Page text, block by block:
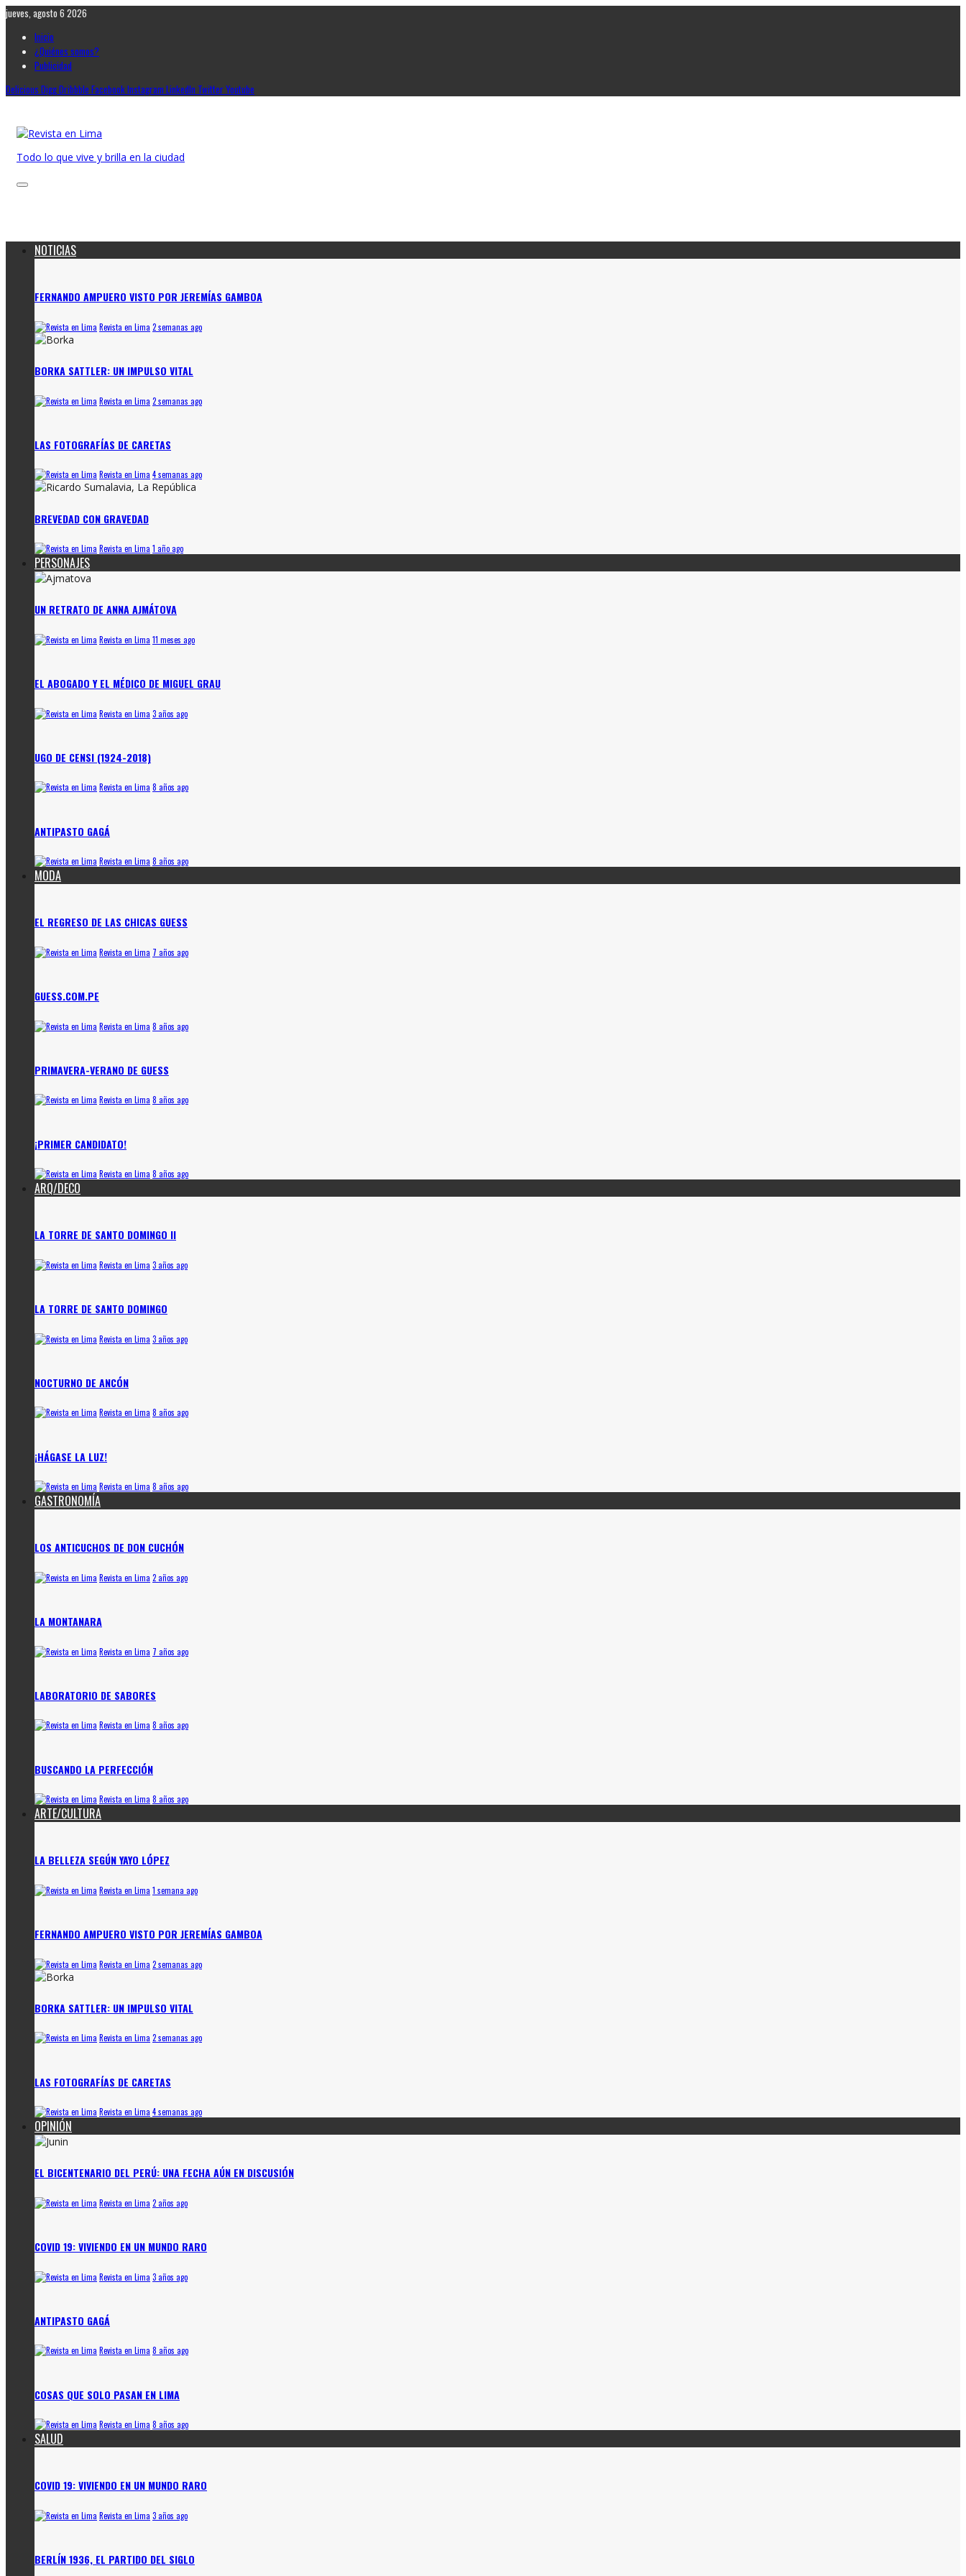
jueves, agosto 6 2026
Inicio
¿Quiénes somos?
Publicidad
Delicious DiggDribbble FacebookInstagram LinkedIn TwitterYoutube
Todo lo que vive y brilla en la ciudad
NOTICIAS
FERNANDO AMPUERO VISTO POR JEREMÍAS GAMBOA
Revista en Lima 2 semanas ago
BORKA SATTLER: UN IMPULSO VITAL
Revista en Lima 2 semanas ago
LAS FOTOGRAFÍAS DE CARETAS
Revista en Lima 4 semanas ago
BREVEDAD CON GRAVEDAD
Revista en Lima 1 año ago
PERSONAJES
UN RETRATO DE ANNA AJMÁTOVA
Revista en Lima 11 meses ago
EL ABOGADO Y EL MÉDICO DE MIGUEL GRAU
Revista en Lima 3 años ago
UGO DE CENSI (1924-2018)
Revista en Lima 8 años ago
ANTIPASTO GAGÁ
Revista en Lima 8 años ago
MODA
EL REGRESO DE LAS CHICAS GUESS
Revista en Lima 7 años ago
GUESS.COM.PE
Revista en Lima 8 años ago
PRIMAVERA-VERANO DE GUESS
Revista en Lima 8 años ago
¡PRIMER CANDIDATO!
Revista en Lima 8 años ago
ARQ/DECO
LA TORRE DE SANTO DOMINGO II
Revista en Lima 3 años ago
LA TORRE DE SANTO DOMINGO
Revista en Lima 3 años ago
NOCTURNO DE ANCÓN
Revista en Lima 8 años ago
¡HÁGASE LA LUZ!
Revista en Lima 8 años ago
GASTRONOMÍA
LOS ANTICUCHOS DE DON CUCHÓN
Revista en Lima 2 años ago
LA MONTANARA
Revista en Lima 7 años ago
LABORATORIO DE SABORES
Revista en Lima 8 años ago
BUSCANDO LA PERFECCIÓN
Revista en Lima 8 años ago
ARTE/CULTURA
LA BELLEZA SEGÚN YAYO LÓPEZ
Revista en Lima 1 semana ago
FERNANDO AMPUERO VISTO POR JEREMÍAS GAMBOA
Revista en Lima 2 semanas ago
BORKA SATTLER: UN IMPULSO VITAL
Revista en Lima 2 semanas ago
LAS FOTOGRAFÍAS DE CARETAS
Revista en Lima 4 semanas ago
OPINIÓN
EL BICENTENARIO DEL PERÚ: UNA FECHA AÚN EN DISCUSIÓN
Revista en Lima 2 años ago
COVID 19: VIVIENDO EN UN MUNDO RARO
Revista en Lima 3 años ago
ANTIPASTO GAGÁ
Revista en Lima 8 años ago
COSAS QUE SOLO PASAN EN LIMA
Revista en Lima 8 años ago
SALUD
COVID 19: VIVIENDO EN UN MUNDO RARO
Revista en Lima 3 años ago
BERLÍN 1936, EL PARTIDO DEL SIGLO